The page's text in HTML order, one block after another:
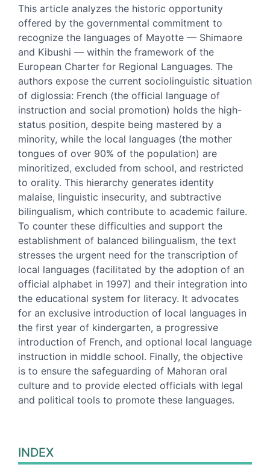
Texte
Citer cet article
Auteurs
This article analyzes the historic opportunity
offered by the governmental commitment to
recognize the languages of Mayotte — Shimaore
and Kibushi — within the framework of the
European Charter for Regional Languages. The
authors expose the current sociolinguistic situation
of diglossia: French (the official language of
instruction and social promotion) holds the high-
status position, despite being mastered by a
minority, while the local languages (the mother
tongues of over 90% of the population) are
minoritized, excluded from school, and restricted
to orality. This hierarchy generates identity
malaise, linguistic insecurity, and subtractive
bilingualism, which contribute to academic failure.
To counter these difficulties and support the
establishment of balanced bilingualism, the text
stresses the urgent need for the transcription of
local languages (facilitated by the adoption of an
official alphabet in 1997) and their integration into
the educational system for literacy. It advocates
for an exclusive introduction of local languages in
the first year of kindergarten, a progressive
introduction of French, and optional local language
instruction in middle school. Finally, the objective
is to ensure the safeguarding of Mahoran oral
culture and to provide elected officials with legal
and political tools to promote these languages.
INDEX